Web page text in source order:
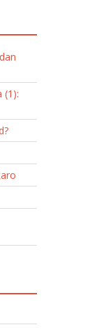
(1):